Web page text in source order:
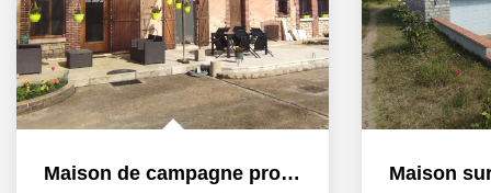
Maison de campagne proche Bonneval